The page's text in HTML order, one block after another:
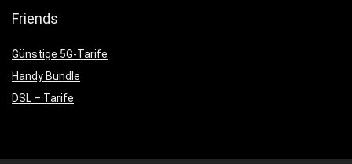
Friends
Günstige 5G-Tarife
Handy Bundle
DSL – Tarife